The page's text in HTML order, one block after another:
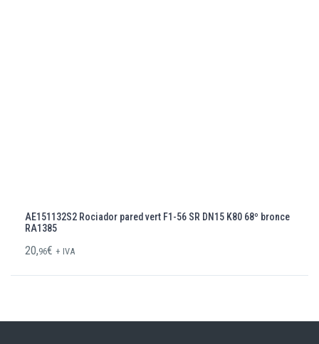
AE151132S2 Rociador pared vert F1-56 SR DN15 K80 68º bronce
RA1385
20,96€ + IVA